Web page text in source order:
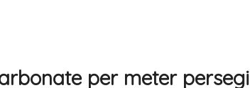
per meter persegi